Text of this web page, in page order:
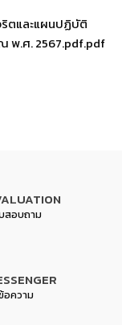
ตและแผนปฏิบัติ
พ.ศ. 2567.pdf.pdf
สอบถาม
อความ